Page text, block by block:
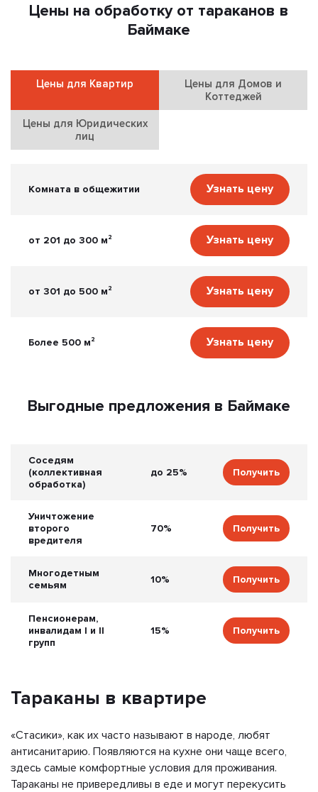
Цены на обработку от тараканов в
Баймаке
Цены для Квартир
Цены для Домов и
Коттеджей
Цены для Юридических
лиц
Комната в общежитии Узнать цену
от 201 до 300 м² Узнать цену
от 301 до 500 м² Узнать цену
Более 500 м² Узнать цену
Выгодные предложения в Баймаке
Соседям
(коллективная
обработка)
до 25% Получить
Уничтожение
второго
вредителя
70% Получить
Многодетным
семьям
10% Получить
Пенсионерам,
инвалидам I и II
групп
15% Получить
Тараканы в квартире
«Стасики», как их часто называют в народе, любят
антисанитарию. Появляются на кухне они чаще всего,
здесь самые комфортные условия для проживания.
Тараканы не привередливы в еде и могут перекусить